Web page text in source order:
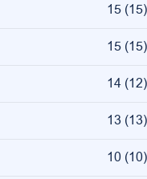
15 (15)
15 (15)
14 (12)
13 (13)
10 (10)